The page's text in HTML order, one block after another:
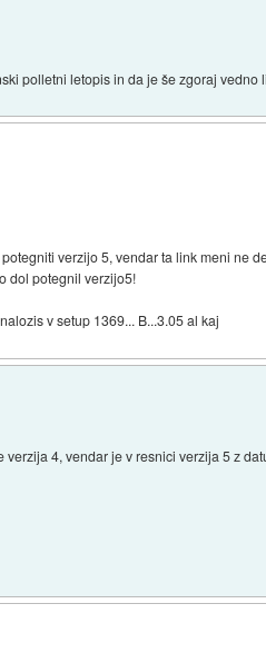
polletni letopis in da je še zgoraj vedno
verzijo 5, vendar ta link meni ne
dol potegnil verzijo5!
v setup 1369... B...3.05 al kaj
4, vendar je v resnici verzija 5 z